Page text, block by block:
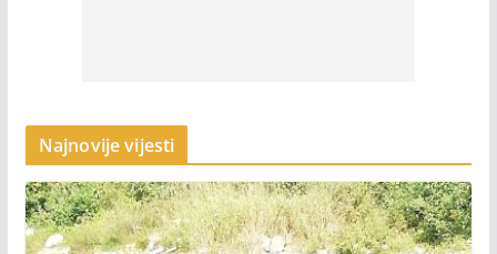
Najnovije vijesti